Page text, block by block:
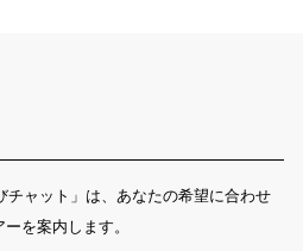
チャット」は、あなたの希望に合わせ
を案内します。